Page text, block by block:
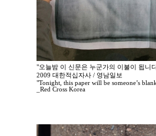
"오늘밤 이 신문은 누군가의 이불이 됩니
2009 대한적십자사 / 영남일보
"Tonight, this paper will be someone’s
_Red Cross Korea